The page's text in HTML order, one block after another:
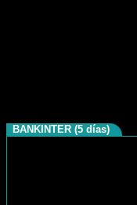
BANKINTER (5 días)